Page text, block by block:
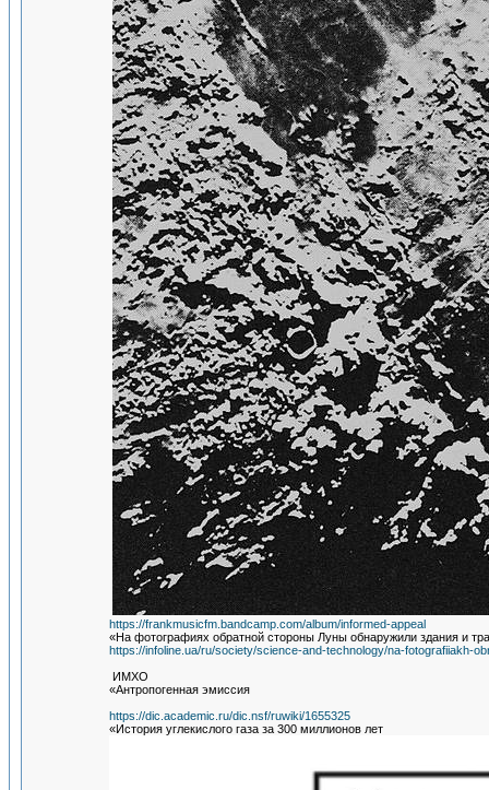
https://frankmusicfm.bandcamp.com/album/informed-appeal
«На фотографиях обратной стороны Луны обнаружили здания и
https://infoline.ua/ru/society/science-and-technology/na-fotografiiakh-
ИМХО
«Антропогенная эмиссия
https://dic.academic.ru/dic.nsf/ruwiki/1655325
«История углекислого газа за 300 миллионов лет